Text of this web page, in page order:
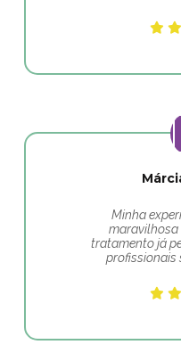
Minha
maravilhosa
tratamento já
profissionais